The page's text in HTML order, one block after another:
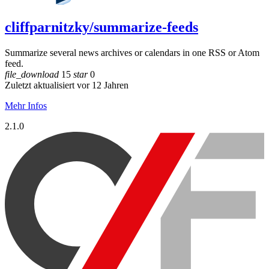
cliffparnitzky/summarize-feeds
Summarize several news archives or calendars in one RSS or Atom
feed.
file_download 15 star0
Zuletzt aktualisiert vor 12 Jahren
Mehr Infos
2.1.0